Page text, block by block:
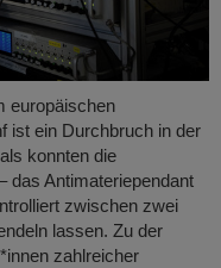
europäischen
ist ein Durchbruch in der
konnten die
das Antimateriependant
zwischen zwei
lassen. Zu der
zahlreicher